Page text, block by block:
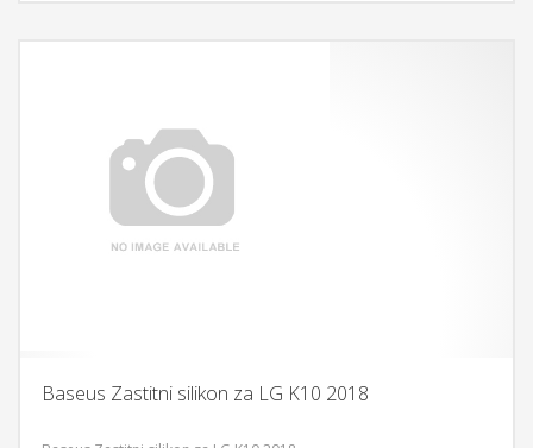
Baseus Zastitni silikon za LG K10 2018